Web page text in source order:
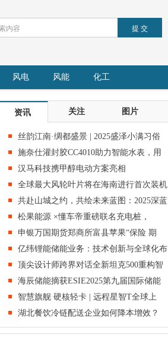
风电 风能 化工
资讯 关注 图片
丝韵江南·绸都盛景 | 2025盛泽小满习俗
体验施奈仕灌封胶CC4010助力智能水表，用
胶解决汉马科技携甲醇电动方案亮相
CIPPE2026，为
全球最大风轮叶片将在海南进行首次装机
测试共赴山城之约，共绘未来蓝图：2025深蓝
车友松果能源 ×懂车帝重磅联名充电桩，
以“车规申银万国期货郑商所富县苹果“保险 期
货”项亿纬锂能储能业务：技术创新与全球化布
局驱顶尖设计师跨界对话全新坦克500重构智
能越海辰储能摘获ESIE2025第九届国际储能
创新大智慧旗舰 硬核轻卡 | 远程星智T全球上
市，湖北餐饮冷链配送企业如何降本增效？